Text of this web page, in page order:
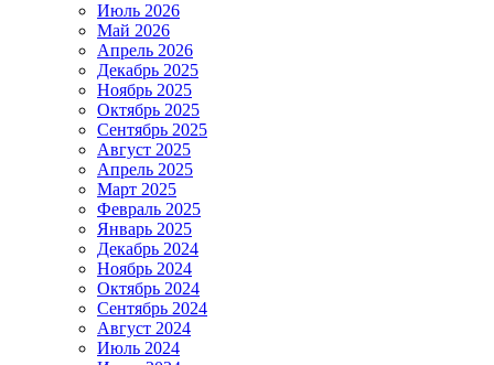
Июль 2026
Май 2026
Апрель 2026
Декабрь 2025
Ноябрь 2025
Октябрь 2025
Сентябрь 2025
Август 2025
Апрель 2025
Март 2025
Февраль 2025
Январь 2025
Декабрь 2024
Ноябрь 2024
Октябрь 2024
Сентябрь 2024
Август 2024
Июль 2024